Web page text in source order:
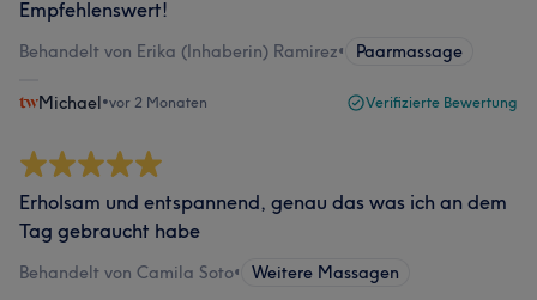
Empfehlenswert!
Behandelt von Erika (Inhaberin) Ramirez• Paarmassage
Michael•vor 2 Monaten Verifizierte Bewertung
Erholsam und entspannend, genau das was ich an dem
Tag gebraucht habe
Behandelt von Camila Soto• Weitere Massagen